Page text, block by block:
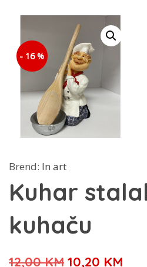
- 16 %
Brend: In art
Kuhar
kuhaču
12,00KM Izvorna
10,20 KM